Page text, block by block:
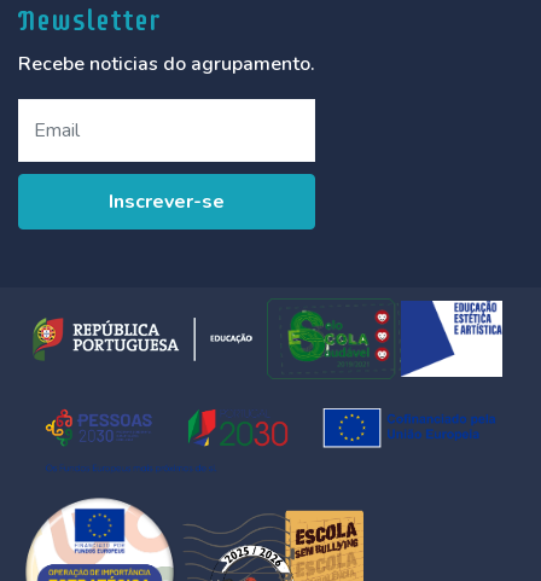
Newsletter
Recebe noticias do agrupamento.